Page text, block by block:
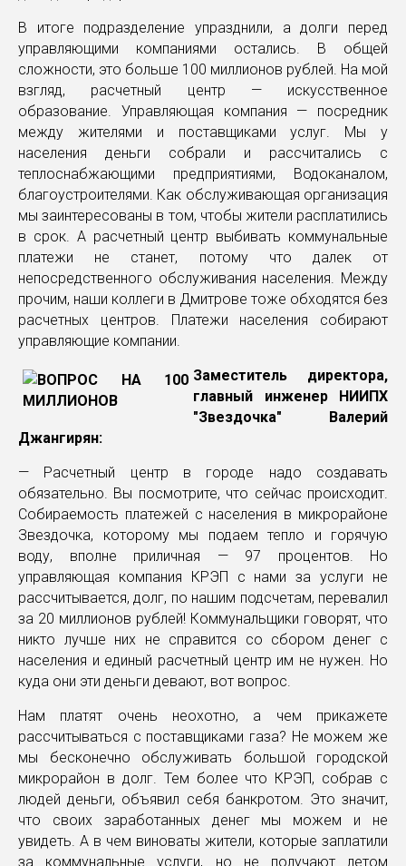
В итоге подразделение упразднили, а долги перед
управляющими компаниями остались. В общей
сложности, это больше 100 миллионов рублей. На мой
взгляд, расчетный центр — искусственное
образование. Управляющая компания — посредник
между жителями и поставщиками услуг. Мы у
населения деньги собрали и рассчитались с
теплоснабжающими предприятиями, Водоканалом,
благоустроителями. Как обслуживающая организация
мы заинтересованы в том, чтобы жители расплатились
в срок. А расчетный центр выбивать коммунальные
платежи не станет, потому что далек от
непосредственного обслуживания населения. Между
прочим, наши коллеги в Дмитрове тоже обходятся без
расчетных центров. Платежи населения собирают
управляющие компании.
Заместитель директора,
главный инженер НИИПХ
"Звездочка" Валерий
Джангирян:
— Расчетный центр в городе надо создавать
обязательно. Вы посмотрите, что сейчас происходит.
Собираемость платежей с населения в микрорайоне
Звездочка, которому мы подаем тепло и горячую
воду, вполне приличная — 97 процентов. Но
управляющая компания КРЭП с нами за услуги не
рассчитывается, долг, по нашим подсчетам, перевалил
за 20 миллионов рублей! Коммунальщики говорят, что
никто лучше них не справится со сбором денег с
населения и единый расчетный центр им не нужен. Но
куда они эти деньги девают, вот вопрос.
Нам платят очень неохотно, а чем прикажете
рассчитываться с поставщиками газа? Не можем же
мы бесконечно обслуживать большой городской
микрорайон в долг. Тем более что КРЭП, собрав с
людей деньги, объявил себя банкротом. Это значит,
что своих заработанных денег мы можем и не
увидеть. А в чем виноваты жители, которые заплатили
за коммунальные услуги, но не получают летом